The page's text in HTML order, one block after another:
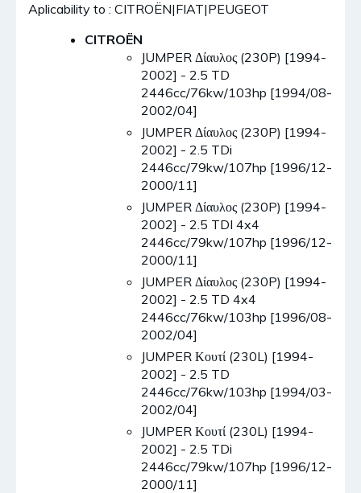
Aplicability to : CITROËN|FIAT|PEUGEOT
CITROËN
JUMPER Δίαυλος (230P) [1994-
2002] - 2.5 TD
2446cc/76kw/103hp [1994/08-
2002/04]
JUMPER Δίαυλος (230P) [1994-
2002] - 2.5 TDi
2446cc/79kw/107hp [1996/12-
2000/11]
JUMPER Δίαυλος (230P) [1994-
2002] - 2.5 TDI 4x4
2446cc/79kw/107hp [1996/12-
2000/11]
JUMPER Δίαυλος (230P) [1994-
2002] - 2.5 TD 4x4
2446cc/76kw/103hp [1996/08-
2002/04]
JUMPER Κουτί (230L) [1994-
2002] - 2.5 TD
2446cc/76kw/103hp [1994/03-
2002/04]
JUMPER Κουτί (230L) [1994-
2002] - 2.5 TDi
2446cc/79kw/107hp [1996/12-
2000/11]